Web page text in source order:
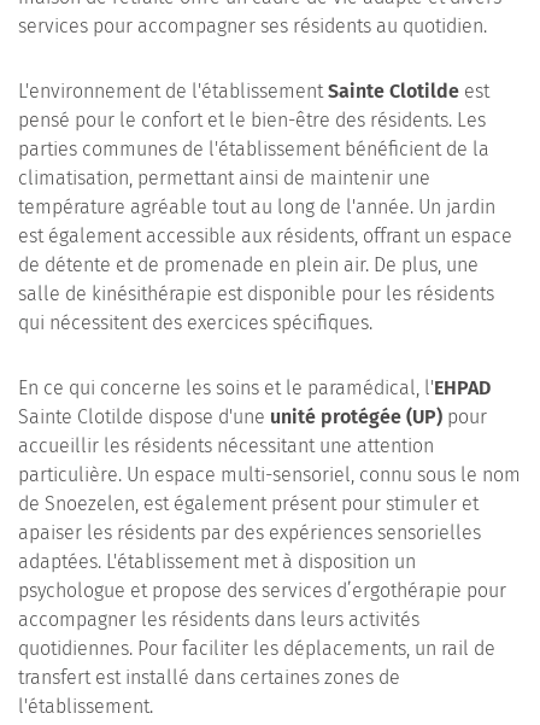
services pour accompagner ses résidents au quotidien.
L'environnement de l'établissementSainte Clotilde est
pensé pour le confort et le bien-être des résidents. Les
parties communes de l'établissement bénéficient de la
climatisation, permettant ainsi de maintenir une
température agréable tout au long de l'année. Un jardin
est également accessible aux résidents, offrant un espace
de détente et de promenade en plein air. De plus, une
salle de kinésithérapie est disponible pour les résidents
qui nécessitent des exercices spécifiques.
En ce qui concerne les soins et le paramédical, l'EHPAD
Sainte Clotilde dispose d'une unité protégée (UP) pour
accueillir les résidents nécessitant une attention
particulière. Un espace multi-sensoriel, connu sous le nom
de Snoezelen, est également présent pour stimuler et
apaiser les résidents par des expériences sensorielles
adaptées. L'établissement met à disposition un
psychologue et propose des services d’ergothérapie pour
accompagner les résidents dans leurs activités
quotidiennes. Pour faciliter les déplacements, un rail de
transfert est installé dans certaines zones de
l'établissement.